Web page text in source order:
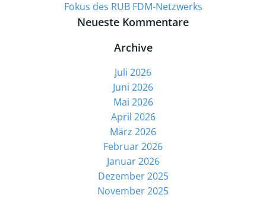
Fokus des RUB FDM-Netzwerks
Neueste Kommentare
Archive
Juli 2026
Juni 2026
Mai 2026
April 2026
März 2026
Februar 2026
Januar 2026
Dezember 2025
November 2025